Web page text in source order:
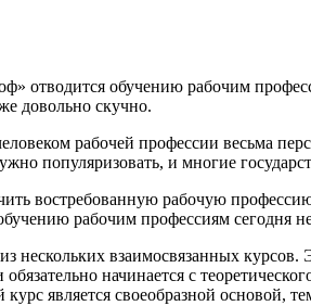
отводится обучению рабочим
довольно скучно.
рабочей профессии весьма
популяризовать, и многие
востребованную рабочую
рабочим профессиям сегодня
взаимосвязанных
начинается с
является своеобразной основой,